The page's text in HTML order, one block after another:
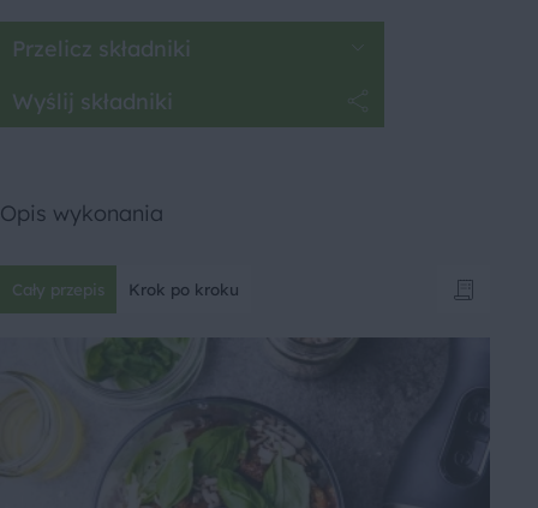
Przelicz składniki
Wyślij składniki
Opis wykonania
Cały przepis Krok po kroku